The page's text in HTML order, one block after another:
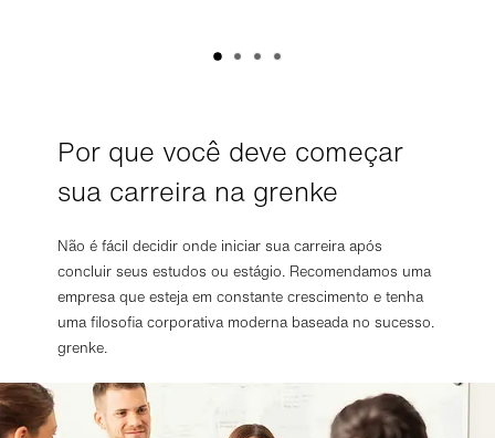
Por que você deve começar
sua carreira na grenke
Não é fácil decidir onde iniciar sua carreira após
concluir seus estudos ou estágio. Recomendamos uma
empresa que esteja em constante crescimento e tenha
uma filosofia corporativa moderna baseada no sucesso.
grenke.